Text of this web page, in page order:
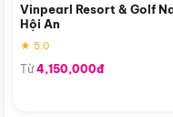
Vinpearl Resort & Golf
Hội An
★ 5.0
Từ4,150,000đ